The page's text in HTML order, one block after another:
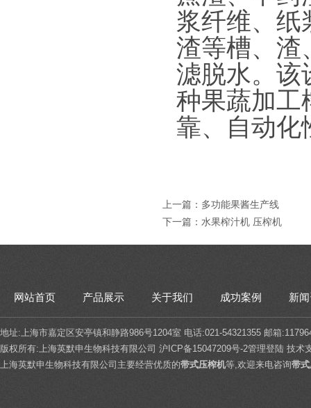
浆纤维、纸
渣等槽、渣
滤脱水。该
种果蔬加工
靠、自动化
上一篇： 多功能果酱生产线
下一篇： 水果榨汁机 压榨机
网站首页 产品展示 关于我们 成功案例 新
地址:上海市嘉定区安亭镇和静路986号1204室 电话:021-54321355 邮箱
版权所有:上海英默申生物科技有限公司 沪ICP备15047209号-2管理登陆 技术
上海英默申生物科技有限公司主要经营优质的带式压榨机等,欢迎来电咨询带